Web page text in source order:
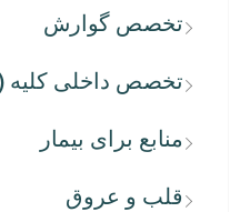
تخصص گوارش
تخصص داخلی کلیه
منابع برای بیمار
قلب و عروق